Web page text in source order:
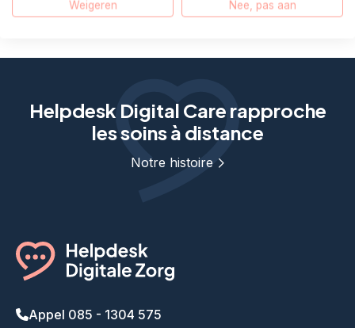
Helpdesk Digital Care rapproche
les soins à distance
Notre histoire
Appel 085 - 1304 575
Weigeren Nee, pas aan